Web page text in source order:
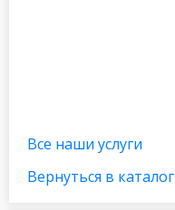
Все наши услуги
Вернуться в каталог